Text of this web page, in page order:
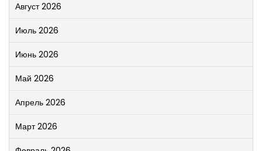
Август 2026
Июль 2026
Июнь 2026
Май 2026
Апрель 2026
Март 2026